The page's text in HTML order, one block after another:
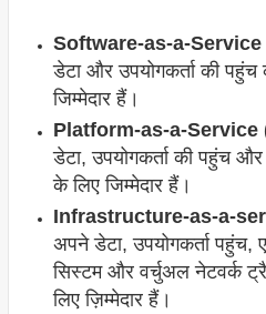
Software-as-a-Service
डेटा और उपयोगकर्ता की
जिम्मेदार हैं।
Platform-as-a-Service
डेटा, उपयोगकर्ता की पहुंच
के लिए जिम्मेदार हैं।
Infrastructure-as-a-
अपने डेटा, उपयोगकर्ता पहुंच,
सिस्टम और वर्चुअल नेटवर्क
लिए ज़िम्मेदार हैं।